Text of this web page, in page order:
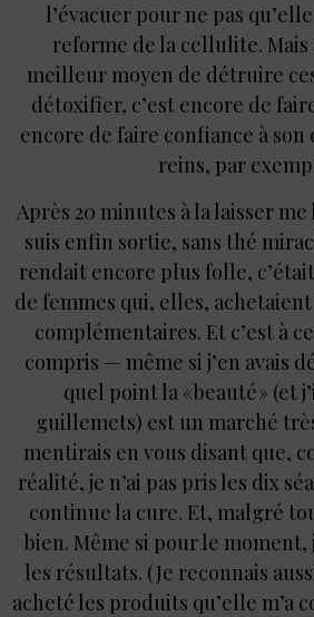
l’évacuer pour ne pas
reforme de la cellulite. Mais
meilleur moyen de détruire
détoxifier, c’est encore de
encore de faire confiance à son
reins, par
Après 20 minutes à la laisser
suis enfin sortie, sans thé
rendait encore plus folle,
de femmes qui, elles,
complémentaires. Et c’est à
compris — même si j’en avais
quel point la « beauté » (et
guillemets) est un marché
mentirais en vous disant que,
réalité, je n’ai pas pris les dix
continue la cure. Et, malgré
bien. Même si pour le moment,
les résultats. (Je reconnais
acheté les produits qu’elle m’a